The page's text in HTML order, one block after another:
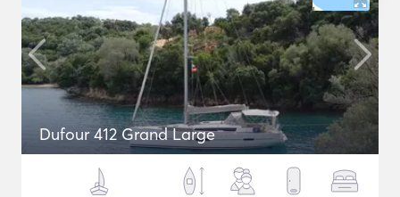
Dufour 412 Grand Large